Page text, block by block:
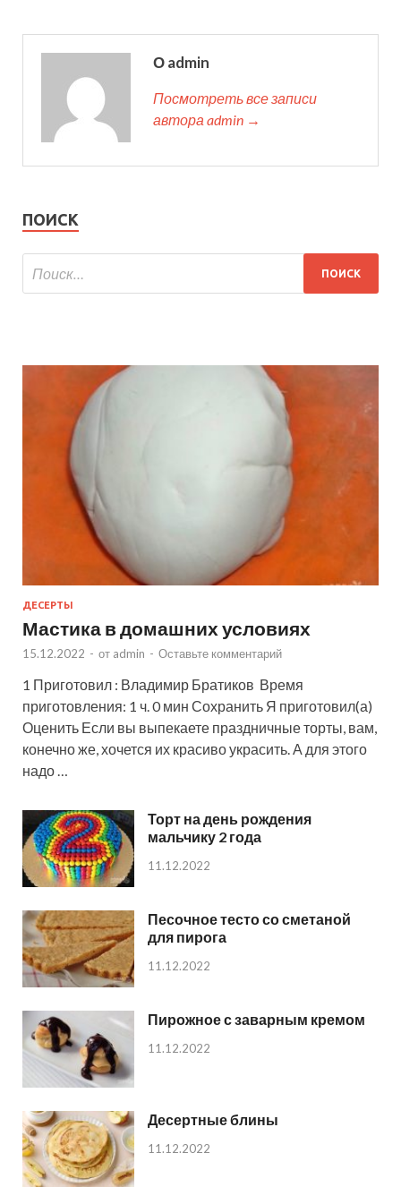
О admin
Посмотреть все записи
автора admin →
ПОИСК
ДЕСЕРТЫ
Мастика в домашних условиях
15.12.2022 - от admin - Оставьте комментарий
1 Приготовил : Владимир Братиков Время
приготовления: 1 ч. 0 мин Сохранить Я приготовил(а)
Оценить Если вы выпекаете праздничные торты, вам,
конечно же, хочется их красиво украсить. А для этого
надо …
Торт на день рождения
мальчику 2 года
11.12.2022
Песочное тесто со сметаной
для пирога
11.12.2022
Пирожное с заварным кремом
11.12.2022
Десертные блины
11.12.2022